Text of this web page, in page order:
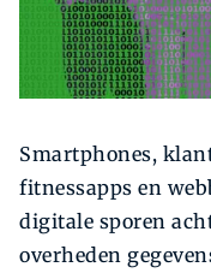
Smartphones,
fitnessapps en
digitale sporen
overheden